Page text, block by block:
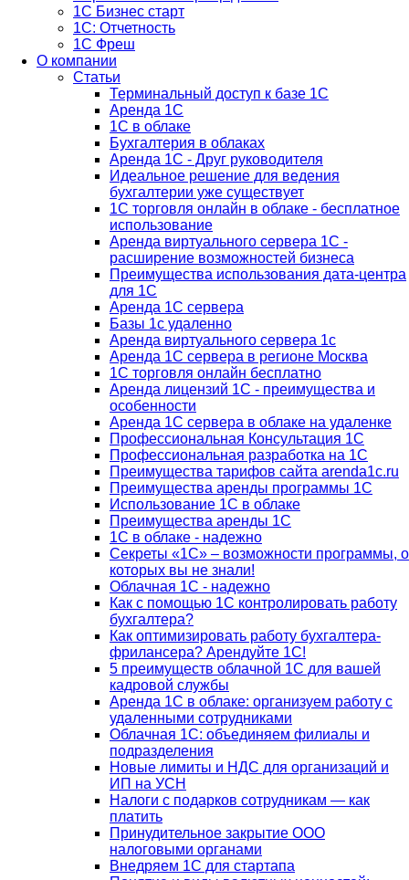
1С Бизнес старт
1С: Отчетность
1C Фреш
О компании
Статьи
Терминальный доступ к базе 1С
Аренда 1С
1С в облаке
Бухгалтерия в облаках
Аренда 1С - Друг руководителя
Идеальное решение для ведения
бухгалтерии уже существует
1С торговля онлайн в облаке - бесплатное
использование
Аренда виртуального сервера 1С -
расширение возможностей бизнеса
Преимущества использования дата-центра
для 1С
Аренда 1С сервера
Базы 1с удаленно
Аренда виртуального сервера 1с
Аренда 1С сервера в регионе Москва
1С торговля онлайн бесплатно
Аренда лицензий 1С - преимущества и
особенности
Аренда 1С сервера в облаке на удаленке
Профессиональная Консультация 1С
Профессиональная разработка на 1С
Преимущества тарифов сайта arenda1c.ru
Преимущества аренды программы 1С
Использование 1С в облаке
Преимущества аренды 1С
1С в облаке - надежно
Секреты «1С» – возможности программы, о
которых вы не знали!
Облачная 1С - надежно
Как с помощью 1С контролировать работу
бухгалтера?
Как оптимизировать работу бухгалтера-
фрилансера? Арендуйте 1С!
5 преимуществ облачной 1С для вашей
кадровой службы
Аренда 1С в облаке: организуем работу с
удаленными сотрудниками
Облачная 1С: объединяем филиалы и
подразделения
Новые лимиты и НДС для организаций и
ИП на УСН
Налоги с подарков сотрудникам — как
платить
Принудительное закрытие ООО
налоговыми органами
Внедряем 1С для стартапа